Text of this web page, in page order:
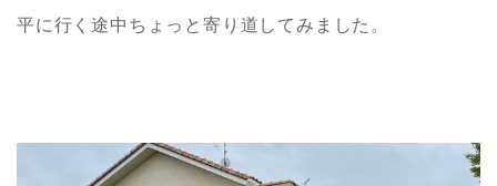
平に行く途中ちょっと寄り道してみました。